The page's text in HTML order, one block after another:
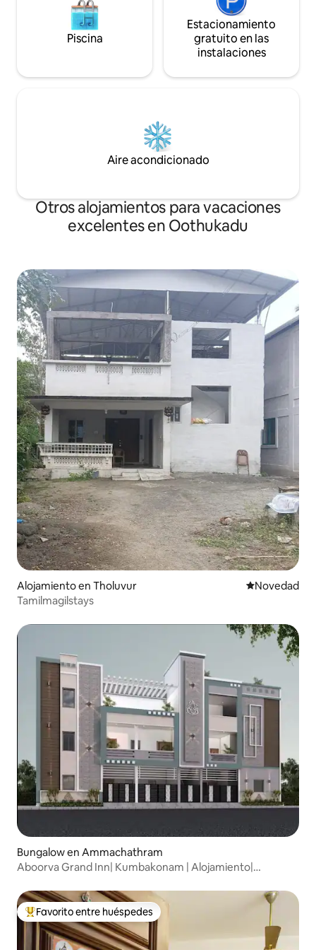
Piscina
Estacionamiento
gratuito en las
instalaciones
Aire acondicionado
Otros alojamientos para vacaciones
excelentes en Oothukadu
Alojamiento en Tholuvur Lugar para
Novedad
Tamilmagilstays
Bungalow en Ammachathram
Aboorva Grand Inn| Kumbakonam | Alojamiento|
Favorito entre huéspedes preferido
Favorito entre huéspedes